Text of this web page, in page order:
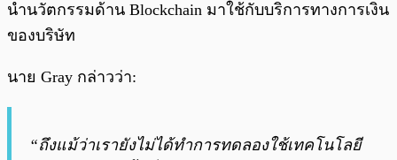
นำนวัตกรรมด้าน Blockchain มาใช้กับบริการทางการเงิน
ของบริษัท
นาย Gray กล่าวว่า:
“ถึงแม้ว่าเรายังไม่ได้ทำการทดลองใช้เทคโนโลยี